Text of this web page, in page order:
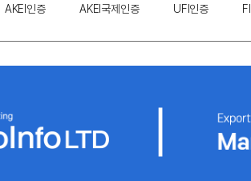
AKEI인증 AKEI국제인증 UFI인증